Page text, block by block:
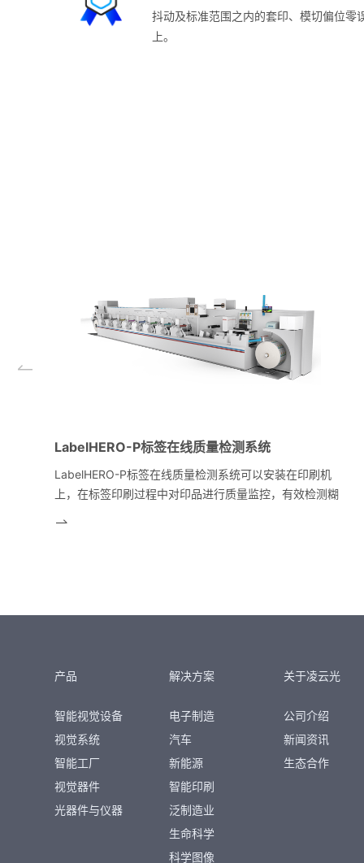
抖动及标准范围之内的套印、模切偏位零
上。
LabelHERO-P标签在线质量检测系统
LabelHERO-P标签在线质量检测系统可以安装在印刷机
上，在标签印刷过程中对印品进行质量监控，有效检测糊
产品
智能视觉设备
视觉系统
智能工厂
视觉器件
光器件与仪器
解决方案
电子制造
汽车
新能源
智能印刷
泛制造业
生命科学
科学图像
关于凌云光
公司介绍
新闻资讯
生态合作